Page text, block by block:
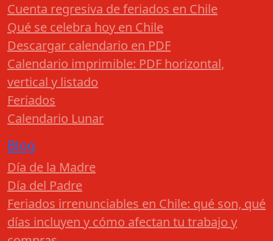
Cuenta regresiva de feriados en Chile
Qué se celebra hoy en Chile
Descargar calendario en PDF
Calendario imprimible: PDF horizontal,
vertical y listado
Feriados
Calendario Lunar
Blog
Día de la Madre
Día del Padre
Feriados irrenunciables en Chile: qué son, qué
días incluyen y cómo afectan tu trabajo y